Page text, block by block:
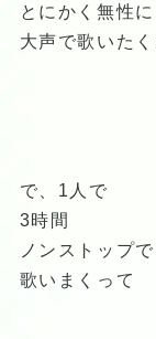
とにかく無性に
大声で歌いたく
で、1人で
3時間
ノンストップで
歌いまくって